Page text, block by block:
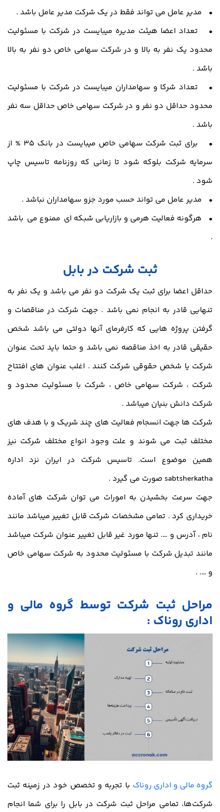
• مدیر عامل می تواند فقط در یک شرکت مدیر عامل باشد .
• تعداد اعضا هیئت مدیره میبایست در شرکت با مسئولیت
محدود یک نفر به بالا و در شرکت سهامی خاص دو نفر به بالا
باشد .
• تعداد شرکا و سهامداران میبایست در شرکت با مسئولیت
محدود حداقل دو نفر و در شرکت سهامی خاص حداقل سه نفر
باشد .
• برای ثبت شرکت سهامی خاص میبایست در بانک 35 % از
سرمایه شرکت بلوکه شود تا زمانی که روزنامه تاسیس چاپ
شود .
• مدیر عامل می تواند حسب مورد جزو سهامداران نباشد .
• هرگونه فعالیت هرمی و بازاریابی شبکه ای ممنوع می باشد
.
ثبت شرکت در بابل
حداقل اعضا برای ثبت یک شرکت دو نفر می باشد و یک نفر به
تنهایی قادر به انجام نمی باشد . جهت شرکت در مناقصات و
گرفتن پروژه هایی که کارفرمای آنها دولتی می باشد شخص
حقیقی قادر به اخذ مناقصه نمی باشد و حتما باید تحت عنوان
شرکت یا شخص حقوقی شرکت کنند . اغلب عنوان های افتتاح
شرکت ، شرکت سهامی خاص ، شرکت با مسئولیت محدود و
شرکت دانش بنیان میباشد .
شرکت ها جهت انسجام فعالیت های چند شریک و با هدف های
مختلف ثبت می شوند و علت وجود انواع مختلف شرکت نیز
همین موضوع است. تاسیس شرکت در ایران نزد اداره
sabtsherkatha صورت می گیرد .
جهت سرعت بخشیدن به امورات می توان شرکت های آماده
خریداری کرد . تمامی مشخصات شرکت قابل تغییر میباشد مانند
نام ، آدرس و …. تنها مورد غیر قابل تغییر عنوان شرکت میباشد
مانند تبدیل شرکت با مسئولیت محدود به شرکت سهامی خاص
و …. .
مراحل ثبت شرکت توسط گروه مالی و
اداری روناک :
گروه مالی و اداری روناک با تجربه و تخصص خود در زمینه ثبت
شرکت‌ها، تمامی مراحل ثبت شرکت در بابل را برای شما انجام